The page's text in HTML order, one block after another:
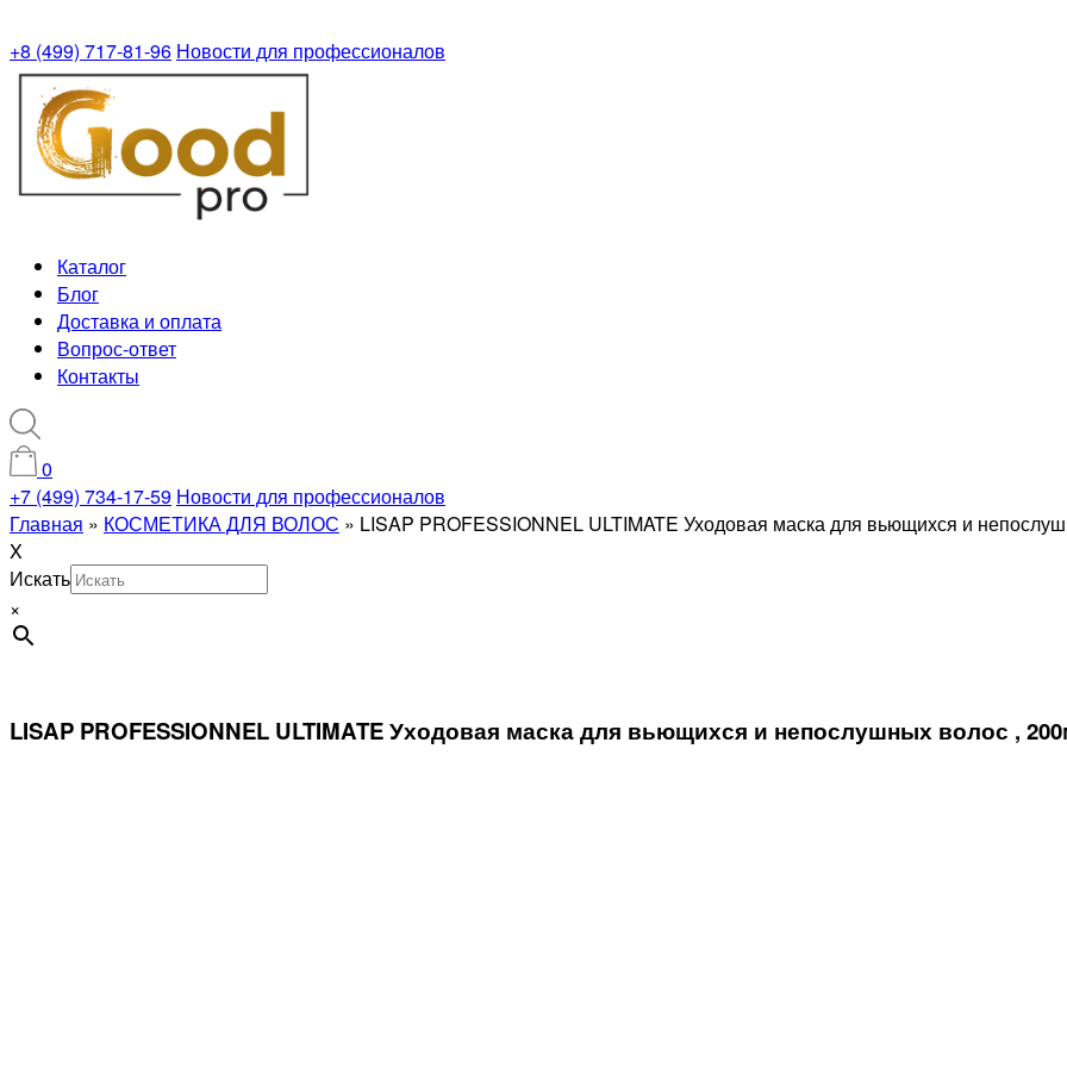
+8 (499) 717-81-96 Новости для профессионалов
Каталог
Блог
Доставка и оплата
Вопрос-ответ
Контакты
0
+7 (499) 734-17-59 Новости для профессионалов
Главная » КОСМЕТИКА ДЛЯ ВОЛОС » LISAP PROFESSIONNEL ULTIMATE Уходовая маска для вьющихся и
X
Искать
×
LISAP PROFESSIONNEL ULTIMATE Уходовая маска для вьющихся и непослушных волос ,